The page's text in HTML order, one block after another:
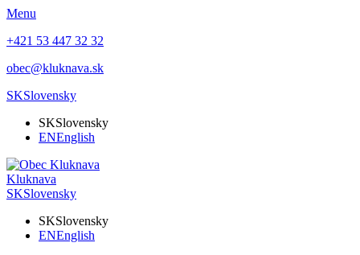
Menu
+421 53 447 32 32
obec@kluknava.sk
SKSlovensky
SKSlovensky
ENEnglish
Kluknava
SKSlovensky
SKSlovensky
ENEnglish